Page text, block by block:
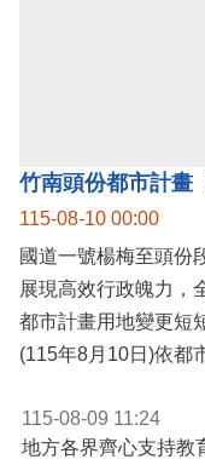
115-08-10 00:00
國道一號楊梅至頭份
展現高效行政魄力，
都市計畫用地變更短
115-08-09 11:24
地方各界齊心支持教